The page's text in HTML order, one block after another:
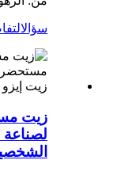
سؤال
زيت